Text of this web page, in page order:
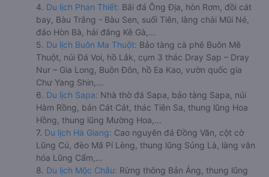
4. Du lịch Phan Thiết: Bãi đá Ông Địa, hòn Rơm, đồi cát
bay, Bàu Trắng - Bàu Sen, suối Tiên, làng chài Mũi Né,
đảo Hòn Bà, hải đăng Kê Gà,...
5. Du lịch Buôn Ma Thuột: Bảo tàng cà phê Buôn Mê
Thuột, núi Đá Voi, hồ Lắk, cụm 3 thác Dray Sap – Dray
Nur – Gia Long, Buôn Đôn, hồ Ea Kao, vườn quốc gia
Chư Yang Shin,...
6. Du lịch Sapa: Nhà thờ đá Sapa, bảo tàng Sapa, núi
Hàm Rồng, bản Cát Cát, thác Tiên Sa, thung lũng Hoa
Hồng, thung lũng Mường Hoa,...
7. Du lịch Hà Giang: Cao nguyên đá Đồng Văn, cột cờ
Lũng Cú, đèo Mã Pí Lèng, thung lũng Sủng Là, làng văn
hóa Lũng Cẩm,...
8. Du lịch Mộc Châu: Rừng thông Bản Áng, thung lũng